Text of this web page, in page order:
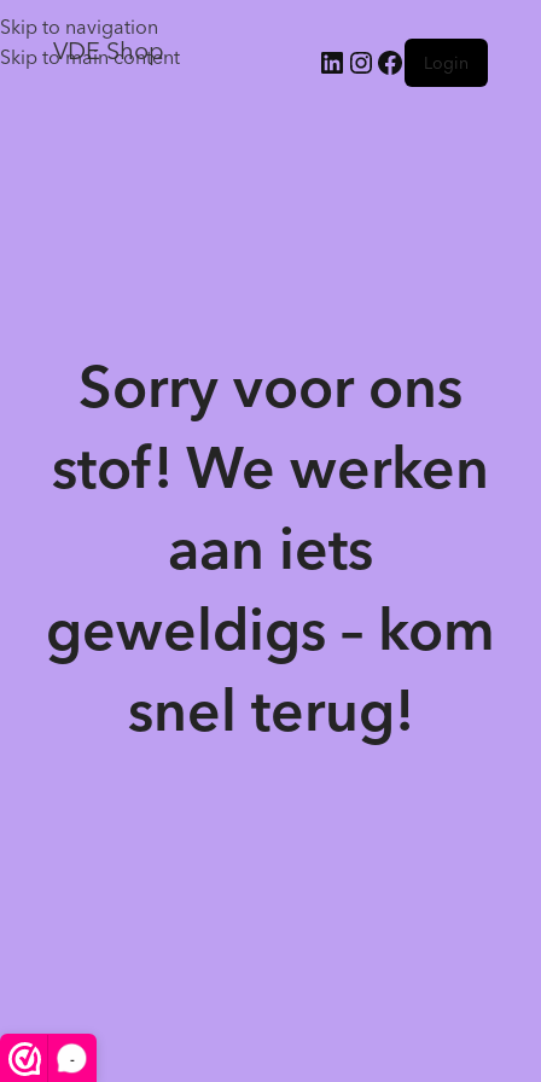
-
Skip to navigation
Skip to main content
VDE Shop Login
Sorry voor ons
stof! We werken
aan iets
geweldigs – kom
snel terug!